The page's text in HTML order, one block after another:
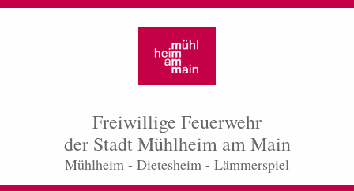
Freiwillige Feuerwehr
der Stadt Mühlheim am Main
Mühlheim - Dietesheim - Lämmerspiel